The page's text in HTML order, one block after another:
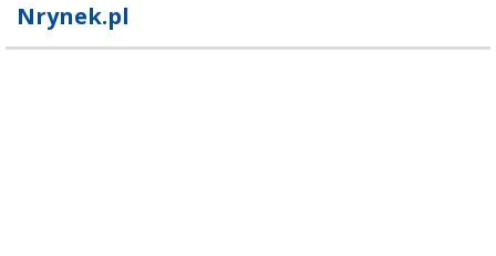
Nrynek.pl